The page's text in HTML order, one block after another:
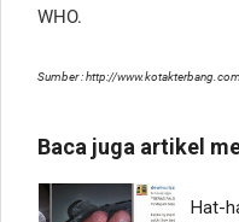
WHO.
Sumber : http://